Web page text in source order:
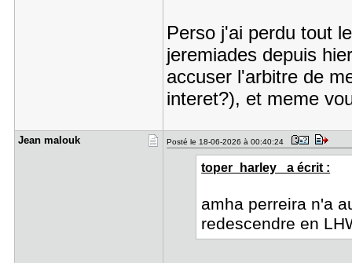
Perso j'ai perdu tout
jeremiades depuis
accuser l'arbitre de
interet?), et meme
Jean malou​k Posté le 18-06-2026 à 00:40:24
toper_harley_ a écrit :
amha perreira n'a
redescendre en